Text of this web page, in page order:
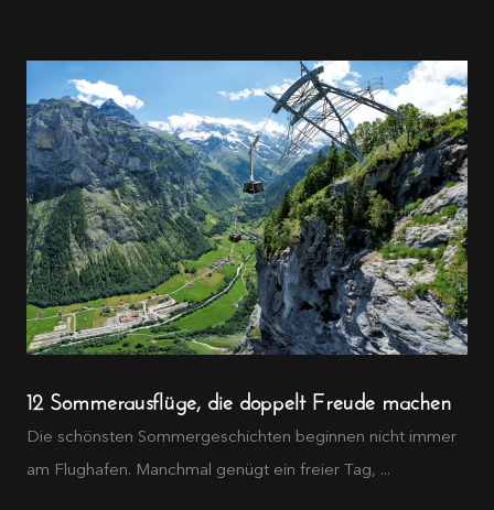
12 Sommerausflüge, die doppelt Freude machen
Die schönsten Sommergeschichten beginnen nicht immer
am Flughafen. Manchmal genügt ein freier Tag, ...